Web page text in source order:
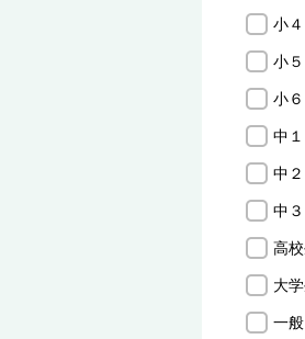
小４
小５
小６
中１
中２
中３
高
大
一般